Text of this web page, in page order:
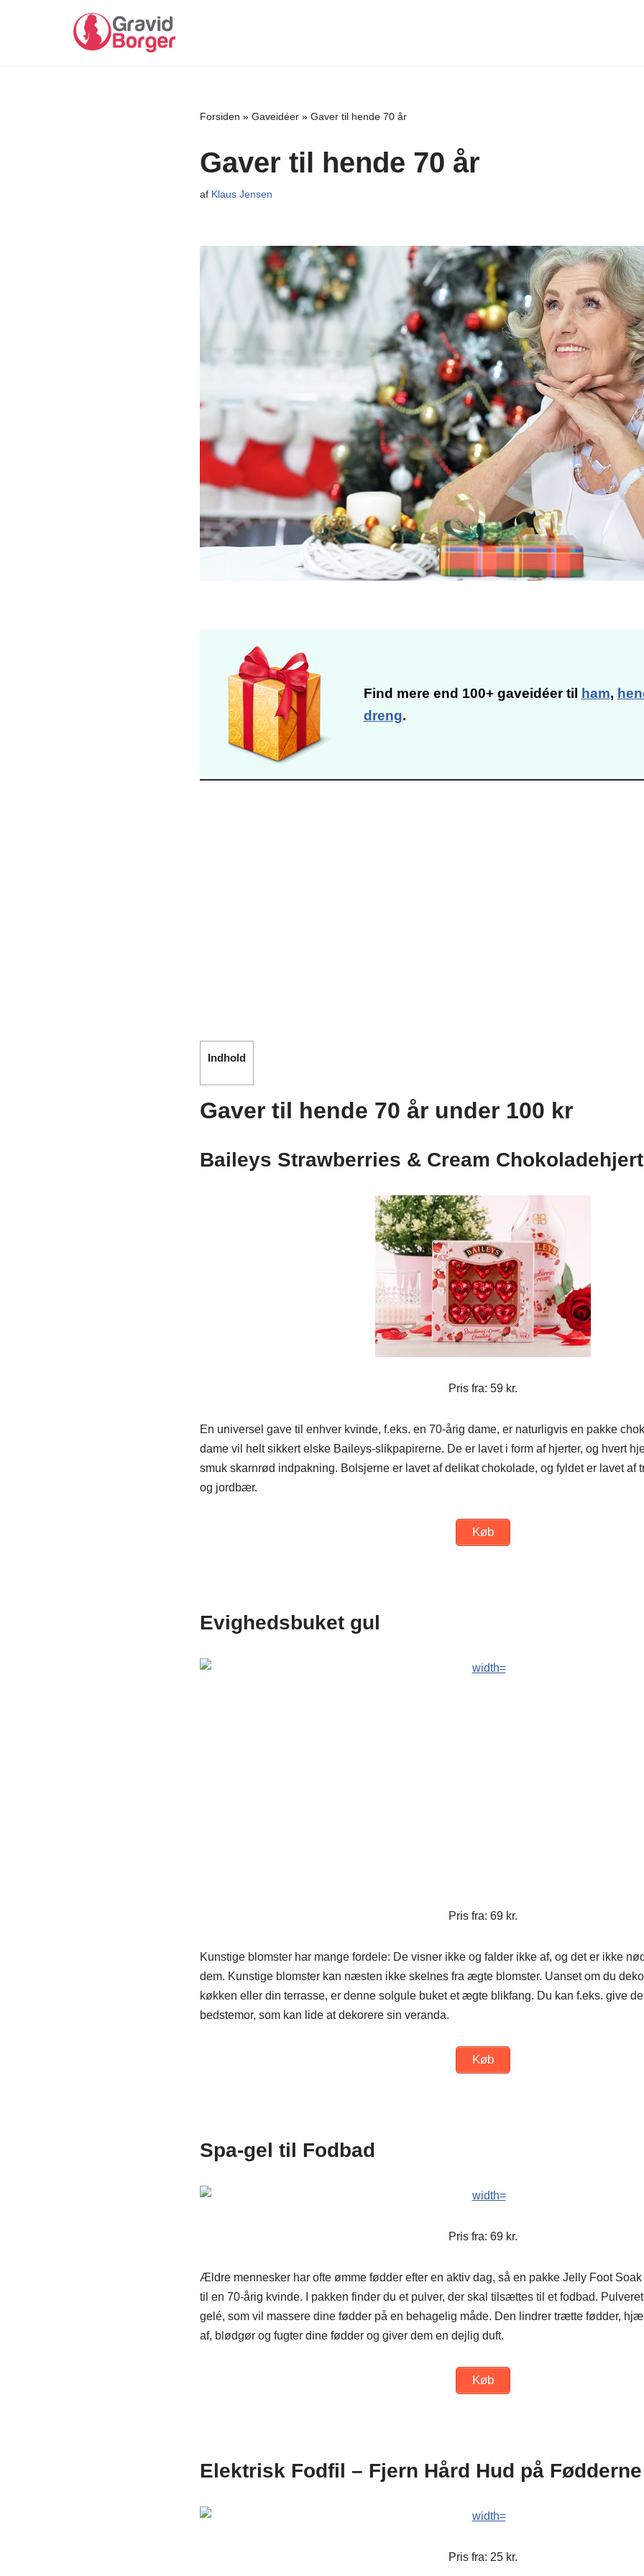
Forsiden » Gaveidéer» Gaver til hende 70 år
Gaver til hende 70 år
af Klaus Jensen
Find mere end 100+ gaveidéer til ham,
dreng.
Indhold
Gaver til hende 70 år under 100 kr
Baileys Strawberries & Cream
Pris fra: 59 kr.
En universel gave til enhver kvinde, f.eks. en 70-årig dame, er naturligvis en pakke
dame vil helt sikkert elske Baileys-slikpapirerne. De er lavet i form af hjerter, og hvert
smuk skarnrød indpakning. Bolsjerne er lavet af delikat chokolade, og fyldet er lavet af
og jordbær.
Køb
Evighedsbuket gul
Pris fra: 69 kr.
Kunstige blomster har mange fordele: De visner ikke og falder ikke af, og det er ikke
dem. Kunstige blomster kan næsten ikke skelnes fra ægte blomster. Uanset om du
køkken eller din terrasse, er denne solgule buket et ægte blikfang. Du kan f.eks. give
bedstemor, som kan lide at dekorere sin veranda.
Køb
Spa-gel til Fodbad
Pris fra: 69 kr.
Ældre mennesker har ofte ømme fødder efter en aktiv dag, så en pakke Jelly Foot
til en 70-årig kvinde. I pakken finder du et pulver, der skal tilsættes til et fodbad.
gelé, som vil massere dine fødder på en behagelig måde. Den lindrer trætte fødder,
af, blødgør og fugter dine fødder og giver dem en dejlig duft.
Køb
Elektrisk Fodfil – Fjern Hård Hud på Fødderne
Pris fra: 25 kr.